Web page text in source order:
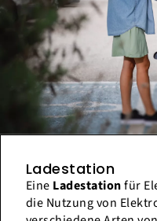
Ladestation
Eine Ladestationfür
die Nutzung von